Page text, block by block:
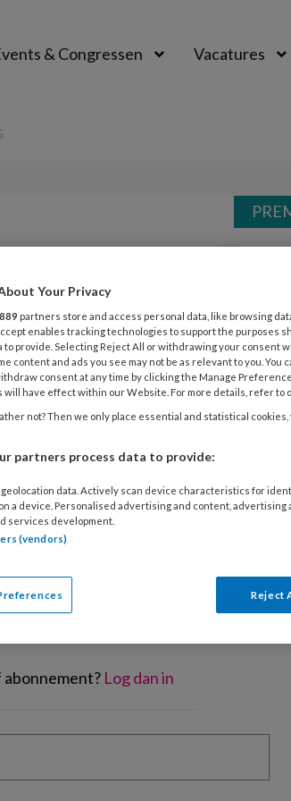
& Congressen Vacatures
op Valentijnsdag
en dat uitvoeren. De
spelenderwijs wat je voor
lezen?
lees 2 artikelen gratis per maand
Log dan in
Your Privacy
889 partners store and access personal data, like browsing
enables tracking technologies to support the purposes
to provide. Selecting Reject All or withdrawing your consent
content and ads you see may not be as relevant to you.
consent at any time by clicking the Manage
will have effect within our Website. For more details, refer to
not? Then we only place essential and statistical
partners process data to provide:
data. Actively scan device characteristics for
a device. Personalised advertising and content,
services development.
(vendors)
Reject